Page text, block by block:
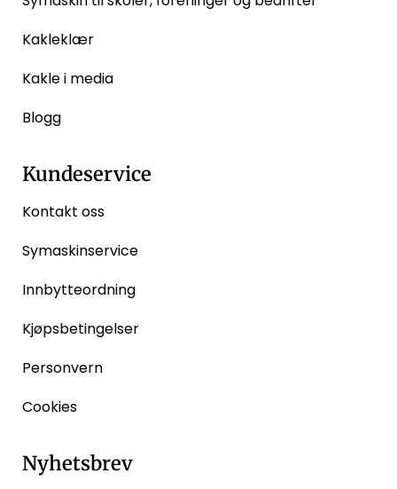
Kakleklær
Kakle i media
Blogg
Kundeservice
Kontakt oss
Symaskinservice
Innbytteordning
Kjøpsbetingelser
Personvern
Cookies
Nyhetsbrev